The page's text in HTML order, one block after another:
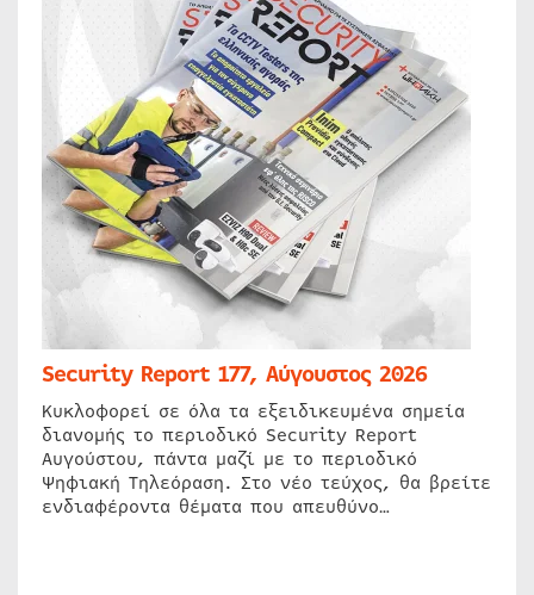
Security Report 177, Αύγουστος 2026
Κυκλοφορεί σε όλα τα εξειδικευμένα σημεία
διανομής το περιοδικό Security Report
Αυγούστου, πάντα μαζί με το περιοδικό
Ψηφιακή Τηλεόραση. Στο νέο τεύχος, θα βρείτε
ενδιαφέροντα θέματα που απευθύνο…